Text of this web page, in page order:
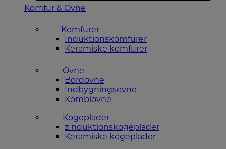
Komfur & Ovne
Komfurer
Induktionskomfurer
Keramiske komfurer
Ovne
Bordovne
Indbygningsovne
Kombiovne
Kogeplader
zInduktionskogeplader
Keramiske kogeplader